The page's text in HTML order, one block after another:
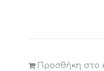
Προσθήκη στο